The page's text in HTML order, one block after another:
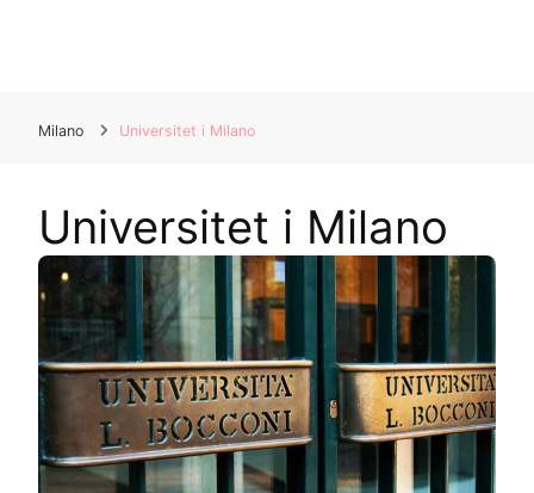
Milano Universitet i Milano
Universitet i Milano